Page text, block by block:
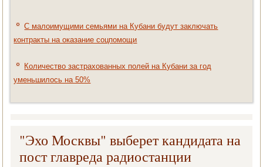
С малоимущими семьями на Кубани будут заключать
контракты на оказание соцпомощи
Количество застрахованных полей на Кубани за год
уменьшилось на 50%
"Эхо Москвы" выберет кандидата на
пост главреда радиостанции